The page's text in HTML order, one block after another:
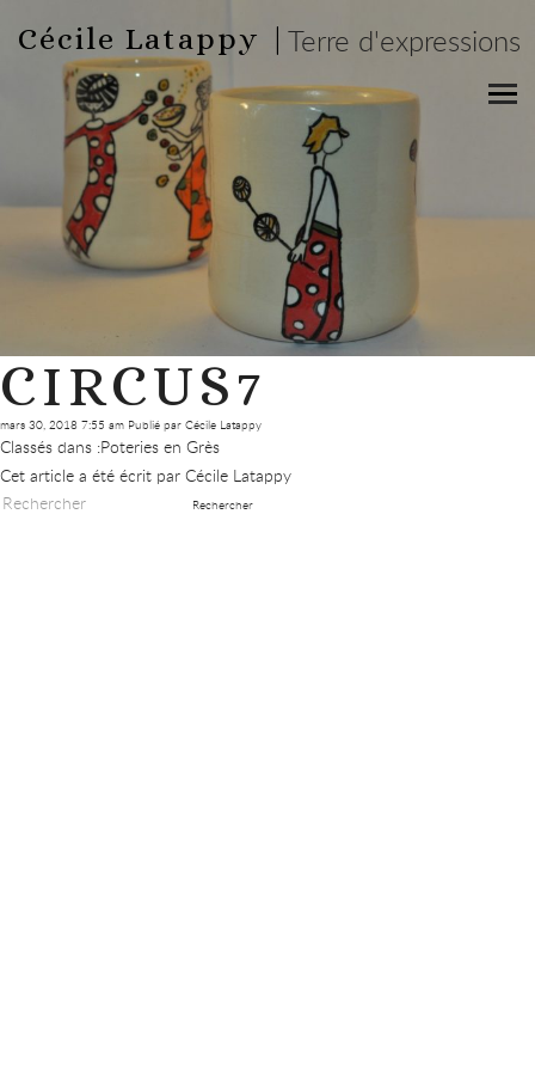
Cécile Latappy | Terre d'expressions
CIRCUS7
mars 30, 2018 7:55 am Publié par Cécile Latappy
Classés dans :Poteries en Grès
Cet article a été écrit par Cécile Latappy
Rechercher